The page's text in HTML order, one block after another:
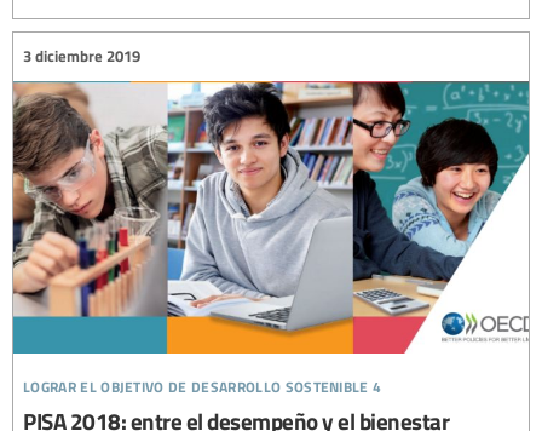
lograr el objetivo de desarrollo sostenible 4
3 diciembre 2019
PISA 2018: entre el desempeño y el bienestar